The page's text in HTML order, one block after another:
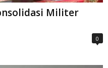
Militer
0